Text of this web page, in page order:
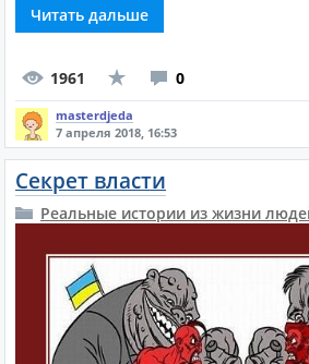
Читать дальше
1961 0
masterdjeda
7 апреля 2018, 16:53
Секрет власти
Реальные истории из жизни